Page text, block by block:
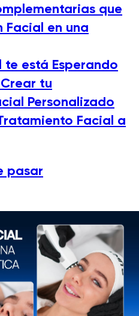
que
Facial en una
te está Esperando
tu
Personalizado
Facial a
pasar